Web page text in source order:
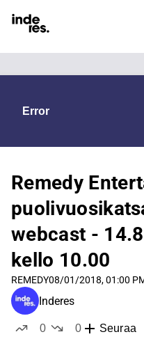
Remedy
webcast -
kello 10.00
REMEDY08/01/2018, 01:00
Inderes
0
0
Seuraa